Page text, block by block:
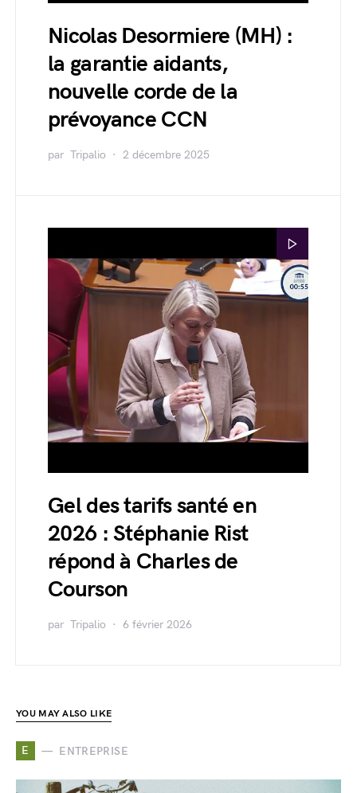
Nicolas Desormiere (MH) :
la garantie aidants,
nouvelle corde de la
prévoyance CCN
par Tripalio 2 décembre 2025
Gel des tarifs santé en
2026 : Stéphanie Rist
répond à Charles de
Courson
par Tripalio 6 février 2026
YOU MAY ALSO LIKE
E ENTREPRISE